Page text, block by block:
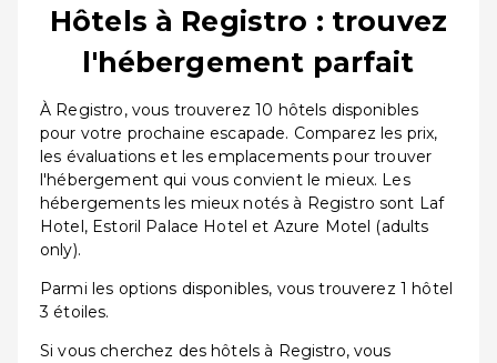
Hôtels à Registro : trouvez
l'hébergement parfait
À Registro, vous trouverez 10 hôtels disponibles
pour votre prochaine escapade. Comparez les prix,
les évaluations et les emplacements pour trouver
l'hébergement qui vous convient le mieux. Les
hébergements les mieux notés à Registro sont Laf
Hotel, Estoril Palace Hotel et Azure Motel (adults
only).
Parmi les options disponibles, vous trouverez 1 hôtel
3 étoiles.
Si vous cherchez des hôtels à Registro, vous